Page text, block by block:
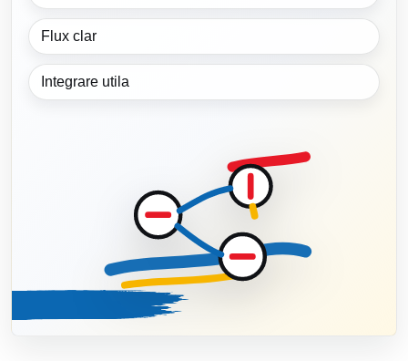
Flux clar
Integrare utila